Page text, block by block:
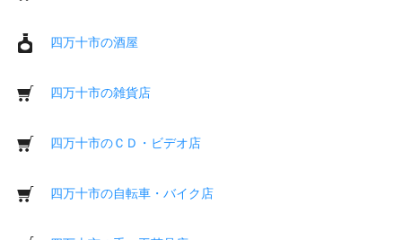
四万十市の酒屋
四万十市の雑貨店
四万十市のＣＤ・ビデオ店
四万十市の自転車・バイク店